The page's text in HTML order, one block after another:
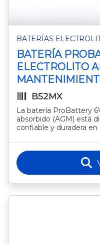
BATERÍAS
BATERÍA
ELECTROLITO
B52MX
La batería ProBattery
absorbido (AGM) está
confiable y duradera